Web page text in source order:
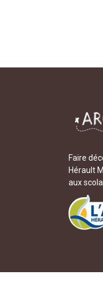
Faire
Hérault
aux